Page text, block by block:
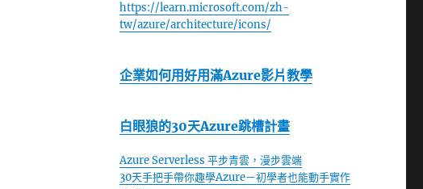
https://learn.microsoft.com/zh-
tw/azure/architecture/icons/
企業如何用好用滿Azure影片教學
白眼狼的30天Azure跳槽計畫
Azure Serverless 平步青雲，漫步雲端
30天手把手帶你趣學Azure－初學者也能動手實作